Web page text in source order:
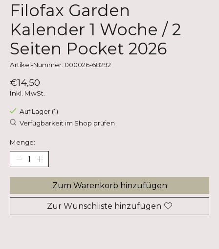
Filofax Garden
Kalender 1 Woche / 2
Seiten Pocket 2026
Artikel-Nummer: 000026-68292
€14,50
Inkl. MwSt.
Auf Lager (1)
Verfügbarkeit im Shop prüfen
Menge:
Zum Warenkorb hinzufügen
Zur Wunschliste hinzufügen